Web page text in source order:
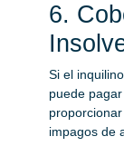
6.
Si el
puede
impagos de